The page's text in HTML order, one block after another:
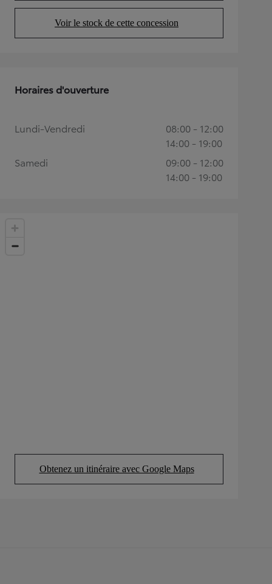
Voir le stock de cette concession
(Opens in new tab)
Obtenez un itinéraire avec Google Maps
(Opens in new tab)
Horaires d'ouverture
Lundi-Vendredi
08:00 - 12:00
14:00 - 19:00
Samedi
09:00 - 12:00
14:00 - 19:00